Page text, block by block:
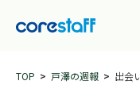
TOP 戸澤の週報 出会